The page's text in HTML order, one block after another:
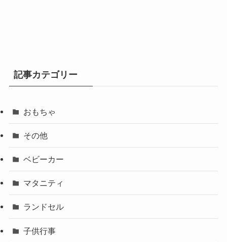
記事カテゴリー
おもちゃ
その他
ベビーカー
マタニティ
ランドセル
子供行事